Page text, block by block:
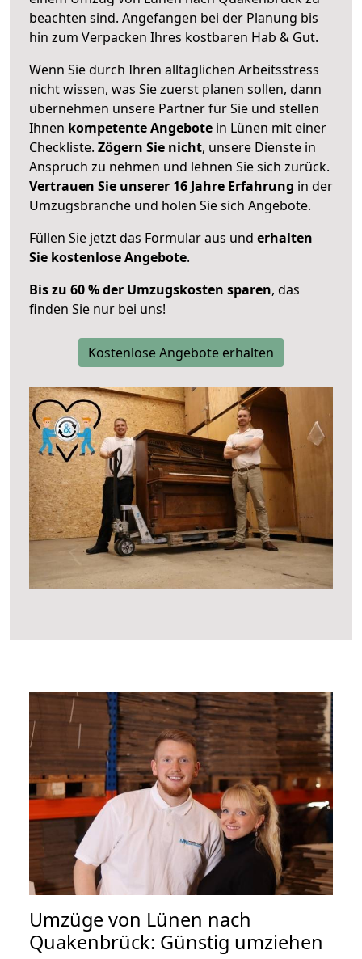
beachten sind. Angefangen bei der Planung bis
hin zum Verpacken Ihres kostbaren Hab & Gut.
Wenn Sie durch Ihren alltäglichen Arbeitsstress
nicht wissen, was Sie zuerst planen sollen, dann
übernehmen unsere Partner für Sie und stellen
Ihnen kompetente Angebote in Lünen mit einer
Checkliste. Zögern Sie nicht, unsere Dienste in
Anspruch zu nehmen und lehnen Sie sich zurück.
Vertrauen Sie unserer 16 Jahre Erfahrung in der
Umzugsbranche und holen Sie sich Angebote.
Füllen Sie jetzt das Formular aus und erhalten
Sie kostenlose Angebote.
Bis zu 60 % der Umzugskosten sparen, das
finden Sie nur bei uns!
Kostenlose Angebote erhalten
Umzüge von Lünen nach
Quakenbrück: Günstig umziehen